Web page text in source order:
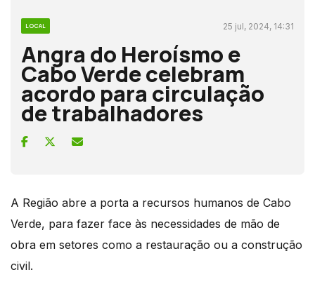
LOCAL 25 jul, 2024, 14:31
Angra do Heroísmo e
Cabo Verde celebram
acordo para circulação
de trabalhadores
A Região abre a porta a recursos humanos de Cabo
Verde, para fazer face às necessidades de mão de
obra em setores como a restauração ou a construção
civil.